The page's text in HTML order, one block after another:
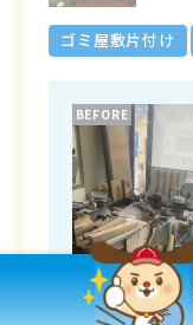
ゴミ屋敷片付け
BEFORE